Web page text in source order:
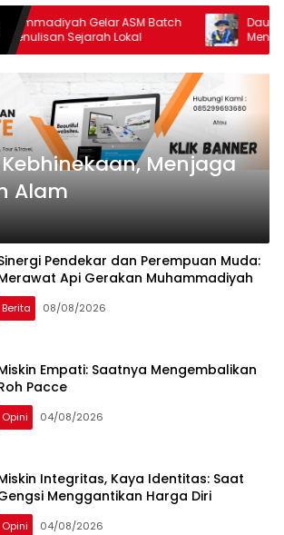
Gelar ASM Batch
Sejarah Lokal
Daulat Moral
Menakar
di Tengah
Menjaga
Alam
Pendekar dan Perempuan Muda:
Api Gerakan Muhammadiyah
Berita 08/08/2026
Empati: Saatnya Mengembalikan
Pacce
Opini 04/08/2026
Integritas, Kaya Identitas: Saat
Menggantikan Harga Diri
Opini 04/08/2026